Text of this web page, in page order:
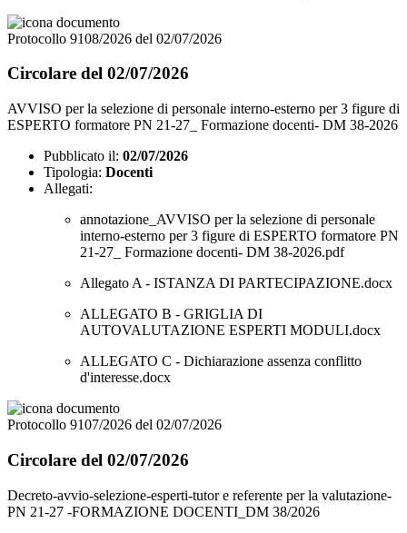
Protocollo 9108/2026 del 02/07/2026
Circolare del 02/07/2026
AVVISO per la selezione di personale interno-esterno per 3 figure di
ESPERTO formatore PN 21-27_ Formazione docenti- DM 38-2026
Pubblicato il: 02/07/2026
Tipologia: Docenti
Allegati:
annotazione_AVVISO per la selezione di personale
interno-esterno per 3 figure di ESPERTO formatore PN
21-27_ Formazione docenti- DM 38-2026.pdf
Allegato A - ISTANZA DI PARTECIPAZIONE.docx
ALLEGATO B - GRIGLIA DI
AUTOVALUTAZIONE ESPERTI MODULI.docx
ALLEGATO C - Dichiarazione assenza conflitto
d'interesse.docx
Protocollo 9107/2026 del 02/07/2026
Circolare del 02/07/2026
Decreto-avvio-selezione-esperti-tutor e referente per la valutazione-
PN 21-27 -FORMAZIONE DOCENTI_DM 38/2026